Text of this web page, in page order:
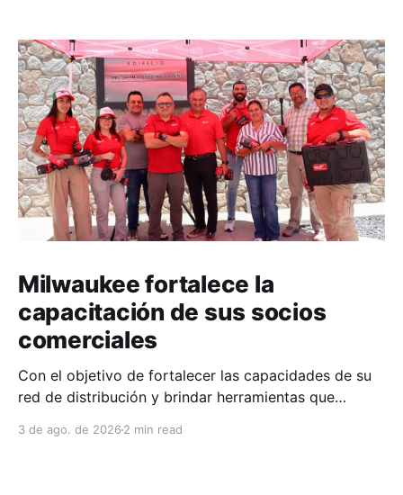
Milwaukee fortalece la
capacitación de sus socios
comerciales
Con el objetivo de fortalecer las capacidades de su
red de distribución y brindar herramientas que
técnico, Milwaukee llevó a cabo una capacitación
3 de ago. de 2026 2 min read